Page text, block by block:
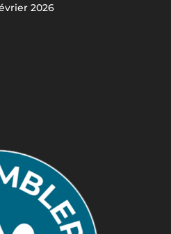
2026